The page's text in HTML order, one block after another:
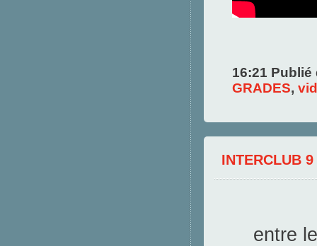
16:21
GRADES,
INTERCLUB
entre